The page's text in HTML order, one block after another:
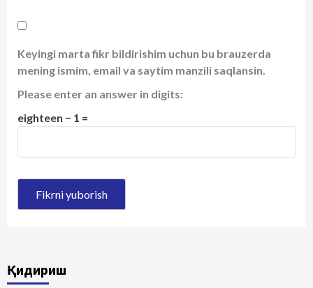
Keyingi marta fikr bildirishim uchun bu brauzerda
mening ismim, email va saytim manzili saqlansin.
Please enter an answer in digits:
eighteen − 1 =
Қидириш